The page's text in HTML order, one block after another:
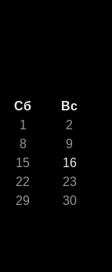
Сб
Вс
1
2
8
9
15
16
22
23
29
30